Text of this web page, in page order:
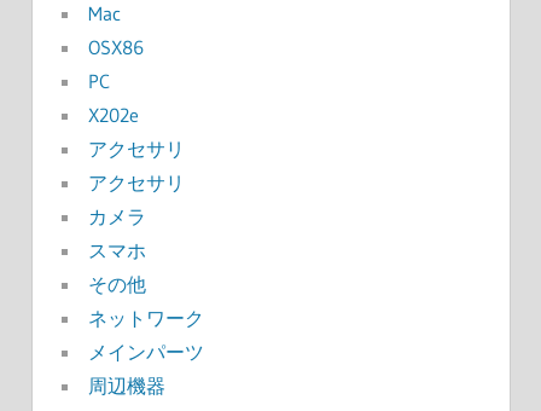
Mac
OSX86
PC
X202e
アクセサリ
アクセサリ
カメラ
スマホ
その他
ネットワーク
メインパーツ
周辺機器